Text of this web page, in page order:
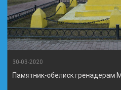
30-03-2020
Памятник-обелиск гренадерам